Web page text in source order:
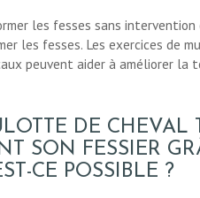
les fesses sans
les fesses. Les exercices de
peuvent aider à améliorer
DE CHEVAL
SON FESSIER
CE POSSIBLE ?